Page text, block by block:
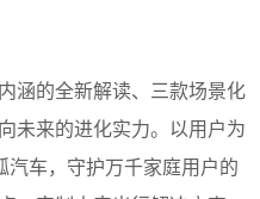
涵的全新解读、三款场景化
未来的进化实力。以用户为
汽车，守护万千家庭用户的